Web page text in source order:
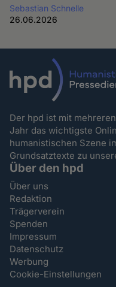
Sebastian Schnelle
26.06.2026
Der hpd ist mit
Jahr das wichtigste
humanistischen Szene
Grundsatztexte zu
Über den hpd
Über uns
Redaktion
Trägerverein
Spenden
Impressum
Datenschutz
Werbung
Cookie-Einstellungen